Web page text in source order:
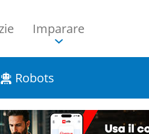
Imparare
Robots